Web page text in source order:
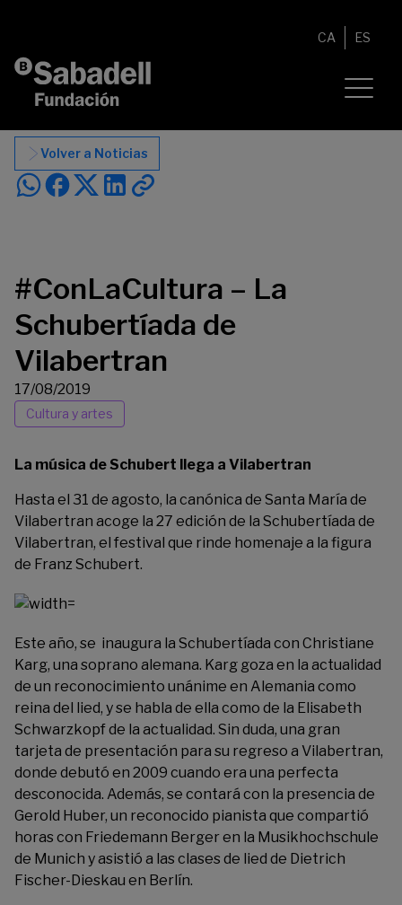
CA ES
Volver a Noticias
#ConLaCultura – La
Schubertíada de
Vilabertran
17/08/2019
Cultura y artes
La música de Schubert llega a Vilabertran
Hasta el 31 de agosto, la canónica de Santa María de
Vilabertran acoge la 27 edición de la Schubertíada de
Vilabertran, el festival que rinde homenaje a la figura
de Franz Schubert.
Este año, se inaugura la Schubertíada con Christiane
Karg, una soprano alemana. Karg goza en la actualidad
de un reconocimiento unánime en Alemania como
reina del lied, y se habla de ella como de la Elisabeth
Schwarzkopf de la actualidad. Sin duda, una gran
tarjeta de presentación para su regreso a Vilabertran,
donde debutó en 2009 cuando era una perfecta
desconocida. Además, se contará con la presencia de
Gerold Huber, un reconocido pianista que compartió
horas con Friedemann Berger en la Musikhochschule
de Munich y asistió a las clases de lied de Dietrich
Fischer-Dieskau en Berlín.